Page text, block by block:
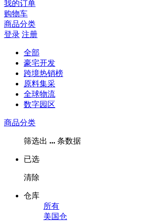
我的订单
购物车
商品分类
登录 注册
全部
豪宅开发
跨境热销榜
原料集采
全球物流
数字园区
商品分类
筛选出 ... 条数据
已选
清除
仓库
所有
美国仓